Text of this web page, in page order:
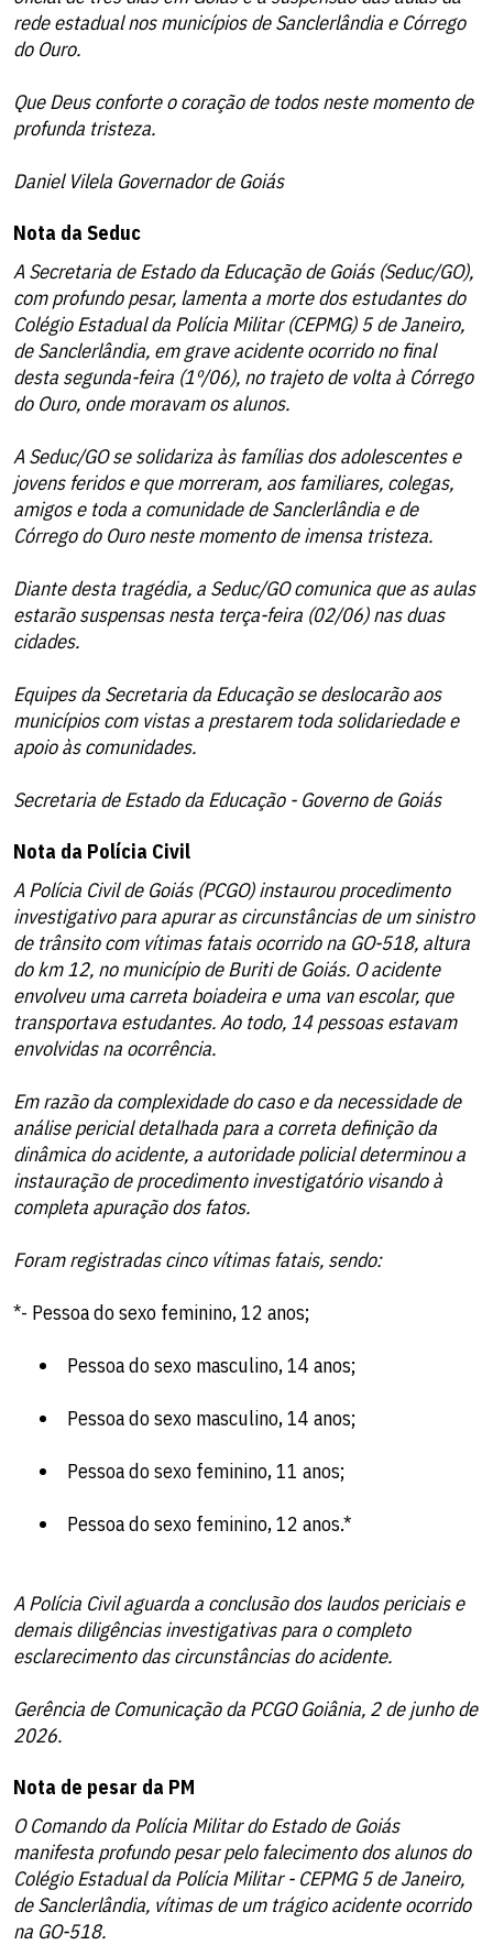
rede estadual nos municípios de Sanclerlândia e Córrego
do Ouro.
Que Deus conforte o coração de todos neste momento de
profunda tristeza.
Daniel Vilela Governador de Goiás
Nota da Seduc
A Secretaria de Estado da Educação de Goiás (Seduc/GO),
com profundo pesar, lamenta a morte dos estudantes do
Colégio Estadual da Polícia Militar (CEPMG) 5 de Janeiro,
de Sanclerlândia, em grave acidente ocorrido no final
desta segunda-feira (1º/06), no trajeto de volta à Córrego
do Ouro, onde moravam os alunos.
A Seduc/GO se solidariza às famílias dos adolescentes e
jovens feridos e que morreram, aos familiares, colegas,
amigos e toda a comunidade de Sanclerlândia e de
Córrego do Ouro neste momento de imensa tristeza.
Diante desta tragédia, a Seduc/GO comunica que as aulas
estarão suspensas nesta terça-feira (02/06) nas duas
cidades.
Equipes da Secretaria da Educação se deslocarão aos
municípios com vistas a prestarem toda solidariedade e
apoio às comunidades.
Secretaria de Estado da Educação - Governo de Goiás
Nota da Polícia Civil
A Polícia Civil de Goiás (PCGO) instaurou procedimento
investigativo para apurar as circunstâncias de um sinistro
de trânsito com vítimas fatais ocorrido na GO-518, altura
do km 12, no município de Buriti de Goiás. O acidente
envolveu uma carreta boiadeira e uma van escolar, que
transportava estudantes. Ao todo, 14 pessoas estavam
envolvidas na ocorrência.
Em razão da complexidade do caso e da necessidade de
análise pericial detalhada para a correta definição da
dinâmica do acidente, a autoridade policial determinou a
instauração de procedimento investigatório visando à
completa apuração dos fatos.
Foram registradas cinco vítimas fatais, sendo:
*- Pessoa do sexo feminino, 12 anos;
Pessoa do sexo masculino, 14 anos;
Pessoa do sexo masculino, 14 anos;
Pessoa do sexo feminino, 11 anos;
Pessoa do sexo feminino, 12 anos.*
A Polícia Civil aguarda a conclusão dos laudos periciais e
demais diligências investigativas para o completo
esclarecimento das circunstâncias do acidente.
Gerência de Comunicação da PCGO Goiânia, 2 de junho de
2026.
Nota de pesar da PM
O Comando da Polícia Militar do Estado de Goiás
manifesta profundo pesar pelo falecimento dos alunos do
Colégio Estadual da Polícia Militar - CEPMG 5 de Janeiro,
de Sanclerlândia, vítimas de um trágico acidente ocorrido
na GO-518.